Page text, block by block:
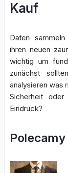
Kauf
Daten
ihren neuen
wichtig um
zunächst
analysieren was
Sicherheit
Eindruck?